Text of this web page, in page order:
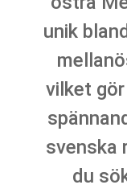
unik
vilket
svenska
du